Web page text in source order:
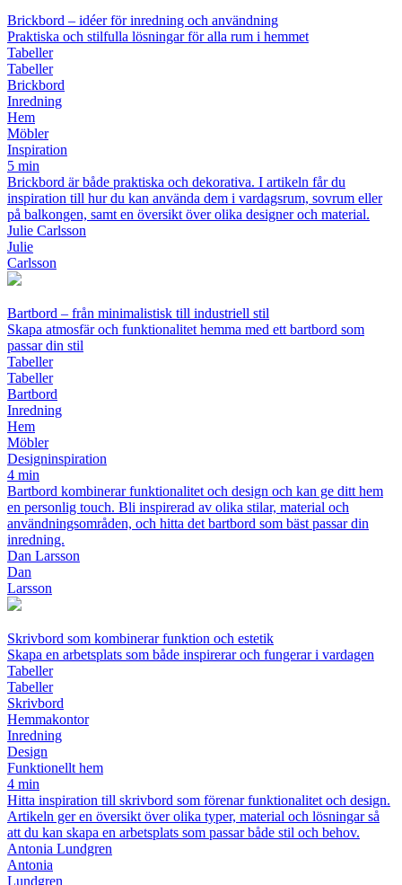
Brickbord – idéer för inredning och användning
Praktiska och stilfulla lösningar för alla rum i hemmet
Tabeller
Tabeller
Brickbord
Inredning
Hem
Möbler
Inspiration
5 min
Brickbord är både praktiska och dekorativa. I artikeln får du
inspiration till hur du kan använda dem i vardagsrum, sovrum eller
på balkongen, samt en översikt över olika designer och material.
Julie Carlsson
Julie
Carlsson
Bartbord – från minimalistisk till industriell stil
Skapa atmosfär och funktionalitet hemma med ett bartbord som
passar din stil
Tabeller
Tabeller
Bartbord
Inredning
Hem
Möbler
Designinspiration
4 min
Bartbord kombinerar funktionalitet och design och kan ge ditt hem
en personlig touch. Bli inspirerad av olika stilar, material och
användningsområden, och hitta det bartbord som bäst passar din
inredning.
Dan Larsson
Dan
Larsson
Skrivbord som kombinerar funktion och estetik
Skapa en arbetsplats som både inspirerar och fungerar i vardagen
Tabeller
Tabeller
Skrivbord
Hemmakontor
Inredning
Design
Funktionellt hem
4 min
Hitta inspiration till skrivbord som förenar funktionalitet och design.
Artikeln ger en översikt över olika typer, material och lösningar så
att du kan skapa en arbetsplats som passar både stil och behov.
Antonia Lundgren
Antonia
Lundgren